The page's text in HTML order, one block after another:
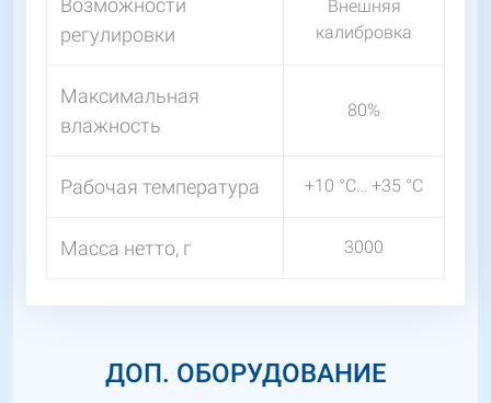
Возможности
регулировки
Внешняя
калибровка
Максимальная
влажность
80%
Рабочая температура +10 °C… +35 °C
Масса нетто, г 3000
ДОП. ОБОРУДОВАНИЕ